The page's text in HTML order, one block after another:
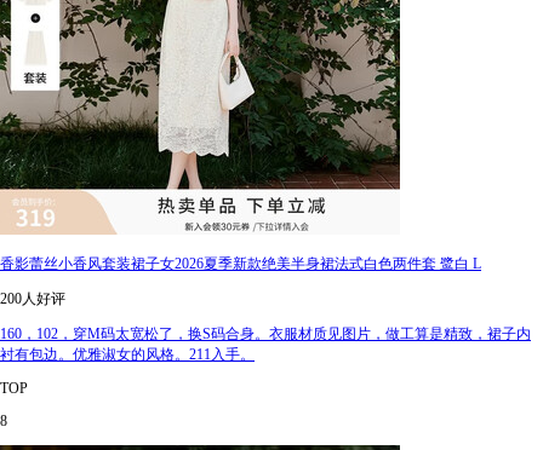
香影蕾丝小香风套装裙子女2026夏季新款绝美半身裙法式白色两件套 鹭白 L
200人好评
160，102，穿M码太宽松了，换S码合身。衣服材质见图片，做工算是精致，裙子内
衬有包边。优雅淑女的风格。211入手。
TOP
8